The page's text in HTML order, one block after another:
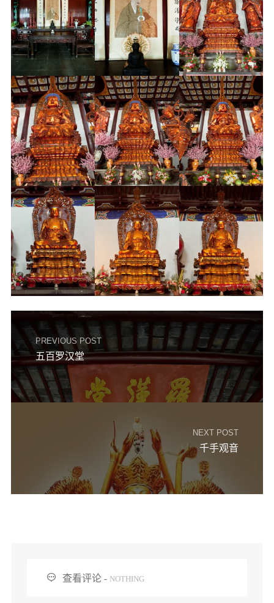
教理研究
学报论集
信息公告
戒幢论坛
寺院巡览
活动记录
西园风光
下院风采
搜索
PREVIOUS POST
五百罗汉堂
NEXT POST
千手观音
 查看评论 - NOTHING